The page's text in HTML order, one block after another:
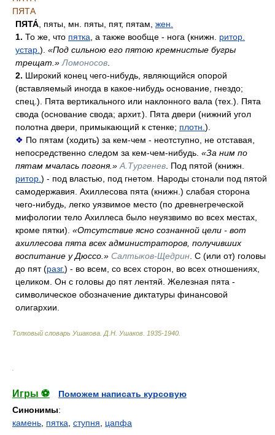
ПЯТА
ПЯТА́ , пяты, мн. пяты, пят, пятам, жен.
1. То же, что пятка , а также вообще - нога (книжн. ритор.
устар. ). «Под сильною его пятою кремнистые бугры
трещат.» Ломоносов
2. Широкий конец чего-нибудь, являющийся опорой
(вставляемый иногда в какое-нибудь основание, гнездо;
спец.). Пята вертикального или наклонного вала (тех.). Пята
свода (основание свода; архит.). Пята двери (нижний угол
полотна двери, примыкающий к стенке; плотн. ).
❖ По пятам (ходить) за кем-чем - неотступно, не отставая,
непосредственно следом за кем-чем-нибудь. «За ним по
пятам мчалась погоня.» А.Тургенев . Под пятой (книжн.
ритор. ) - под властью, под гнетом. Народы стонали под пятой
самодержавия. Ахиллесова пята (книжн.) слабая сторона
чего-нибудь, легко уязвимое место (по древнегреческой
мифологии тело Ахиллеса было неуязвимо во всех местах,
кроме пятки). «Отсутствие ясно сознанной цели - вот
ахиллесова пята всех администраторов, получивших
воспитание у Дюссо.» Салтыков-Щедрин . С (или от) головы
до пят (разг.) - во всем, со всех сторон, во всех отношениях,
целиком. Он с головы до пят лентяй. Железная пята -
символическое обозначение диктатуры финансовой
олигархии.
Толковый словарь Ушакова Д.Н. Ушаков. 1935-1940
Игры ⚽
Поможем написать курсовую
Синонимы:
камень пятка ступня цапфа